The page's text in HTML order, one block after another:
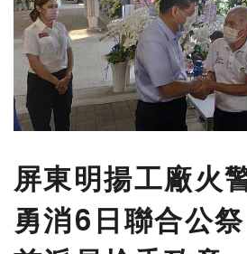
刊登
屏東明揚工廠火
勇消6日聯合公